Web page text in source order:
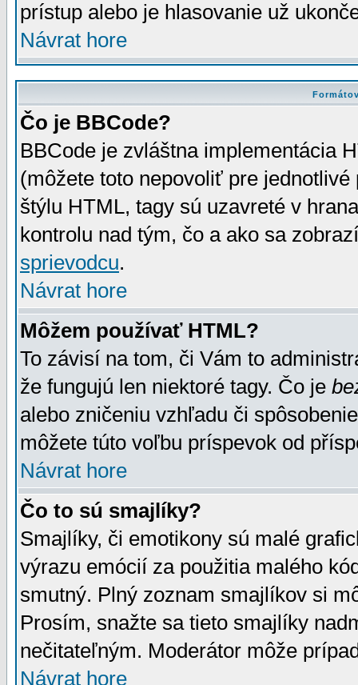
prístup alebo je hlasovanie už
Návrat hore
Čo je BBCode?
BBCode je zvláštna implementácia
(môžete toto nepovoliť pre
štýlu HTML, tagy sú uzavreté v
kontrolu nad tým, čo a ako sa
sprievodcu.
Návrat hore
Môžem používať HTML?
To závisí na tom, či Vám to
že fungujú len niektoré tagy. Čo je
alebo zničeniu vzhľadu či
môžete túto voľbu príspevok od
Návrat hore
Čo to sú smajlíky?
Smajlíky, či emotikony sú malé
výrazu emócií za použitia malého
smutný. Plný zoznam smajlíkov si
Prosím, snažte sa tieto smajlíky
nečitateľným. Moderátor môže
Návrat hore